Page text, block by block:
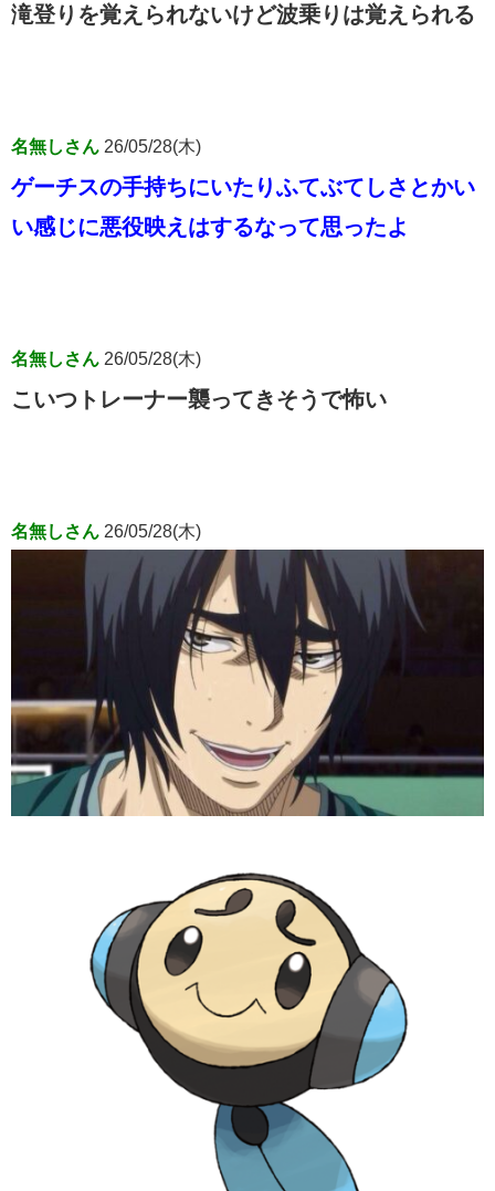
滝登りを覚えられないけど波乗りは覚えられる
名無しさん 26/05/28(木)
ゲーチスの手持ちにいたりふてぶてしさとかい
い感じに悪役映えはするなって思ったよ
名無しさん 26/05/28(木)
こいつトレーナー襲ってきそうで怖い
名無しさん 26/05/28(木)